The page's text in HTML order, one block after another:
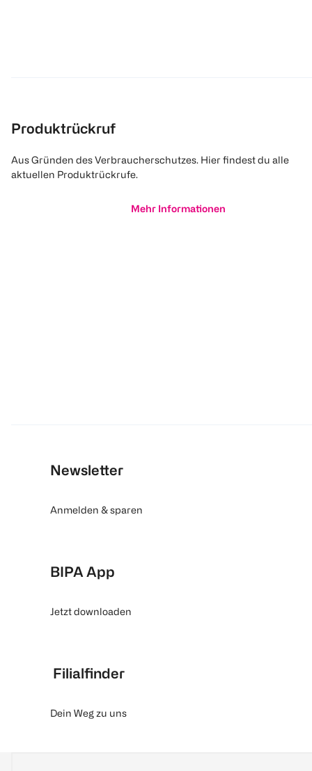
Produktrückruf
Aus Gründen des Verbraucherschutzes. Hier findest du alle
aktuellen Produktrückrufe.
Mehr Informationen
Newsletter
Anmelden & sparen
BIPA App
Jetzt downloaden
Filialfinder
Dein Weg zu uns